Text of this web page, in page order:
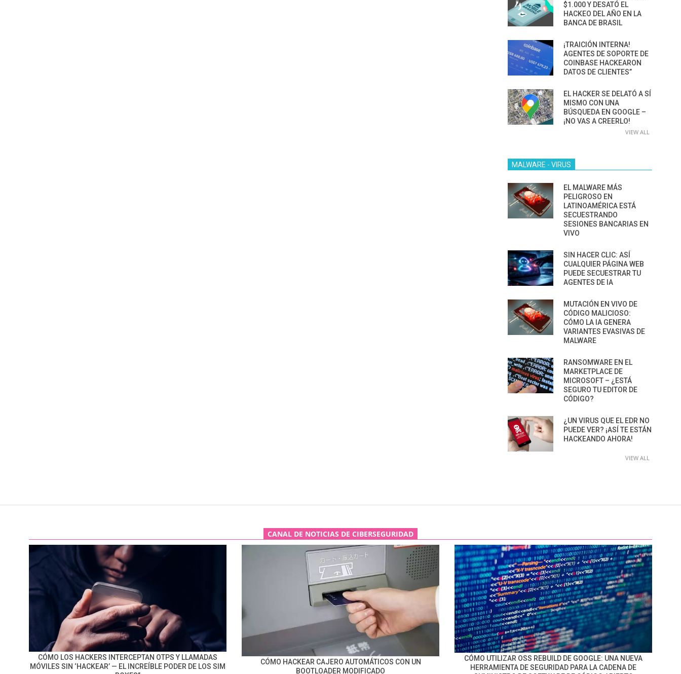
$1.000 Y DESATÓ EL
HACKEO DEL AÑO EN LA
BANCA DE BRASIL
¡TRAICIÓN INTERNA!
AGENTES DE SOPORTE DE
COINBASE HACKEARON
DATOS DE CLIENTES”
EL HACKER SE DELATÓ A SÍ
MISMO CON UNA
BÚSQUEDA EN GOOGLE –
¡NO VAS A CREERLO!
VIEW ALL
MALWARE - VIRUS
EL MALWARE MÁS
PELIGROSO EN
LATINOAMÉRICA ESTÁ
SECUESTRANDO
SESIONES BANCARIAS EN
VIVO
SIN HACER CLIC: ASÍ
CUALQUIER PÁGINA WEB
PUEDE SECUESTRAR TU
AGENTES DE IA
MUTACIÓN EN VIVO DE
CÓDIGO MALICIOSO:
CÓMO LA IA GENERA
VARIANTES EVASIVAS DE
MALWARE
RANSOMWARE EN EL
MARKETPLACE DE
MICROSOFT – ¿ESTÁ
SEGURO TU EDITOR DE
CÓDIGO?
¿UN VIRUS QUE EL EDR NO
PUEDE VER? ¡ASÍ TE ESTÁN
HACKEANDO AHORA!
VIEW ALL
CANAL DE NOTICIAS DE CIBERSEGURIDAD
CÓMO LOS HACKERS INTERCEPTAN OTPS Y LLAMADAS
MÓVILES SIN ‘HACKEAR’ — EL INCREÍBLE PODER DE LOS SIM
CÓMO HACKEAR CAJERO AUTOMÁTICOS CON UN
BOOTLOADER MODIFICADO
CÓMO UTILIZAR OSS REBUILD DE GOOGLE: UNA NUEVA
HERRAMIENTA DE SEGURIDAD PARA LA CADENA DE